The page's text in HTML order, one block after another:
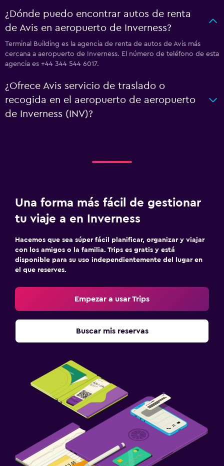
¿Dónde puedo encontrar autos de renta
de Avis en aeropuerto de Inverness?
Terminal Building es la agencia de renta de autos de Avis más
cercana a aeropuerto de Inverness. El número de teléfono de esta
agencia es +44 344 544 6017.
¿Ofrece Avis servicio de traslado o
recogida en el aeropuerto de aeropuerto
de Inverness (INV)?
Una forma más fácil de gestionar
tu viaje a en Inverness
Hacemos que sea súper fácil planificar, organizar y viajar
con los amigos o la familia. Trips es gratis y está
disponible para su uso independientemente del lugar en
el que reserves.
Empezar a usar Trips
Buscar mis reservas